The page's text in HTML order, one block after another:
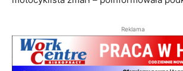
Reklama